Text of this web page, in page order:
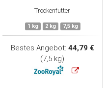
Trockenfutter
1 kg 2 kg 7,5 kg
Bestes Angebot: 44,79 €
(7,5 kg)